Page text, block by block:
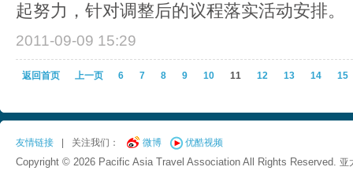
起努力，针对调整后的议程落实活动安排。
2011-09-09 15:29
返回首页 上一页 6 7 8 9 10 11 12 13 14 15
友情链接 关注我们： 微博 优酷视频
Copyright © 2026 Pacific Asia Travel Association All Rights Reserved. 亚